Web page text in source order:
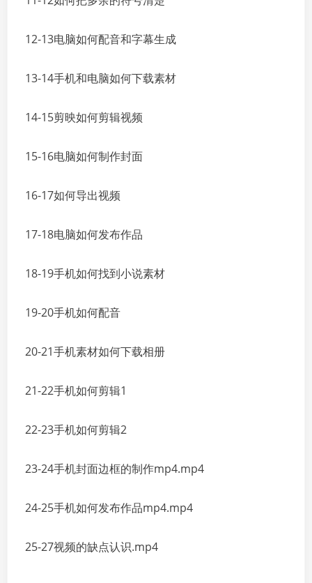
12-13电脑如何配音和字幕生成
13-14手机和电脑如何下载素材
14-15剪映如何剪辑视频
15-16电脑如何制作封面
16-17如何导出视频
17-18电脑如何发布作品
18-19手机如何找到小说素材
19-20手机如何配音
20-21手机素材如何下载相册
21-22手机如何剪辑1
22-23手机如何剪辑2
23-24手机封面边框的制作mp4.mp4
24-25手机如何发布作品mp4.mp4
25-27视频的缺点认识.mp4